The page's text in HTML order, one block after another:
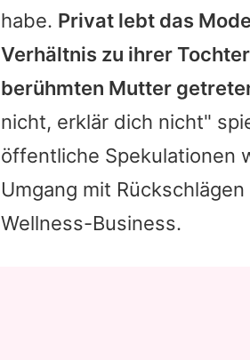
habe. Privat lebt das
Verhältnis zu ihrer Tochter
berühmten Mutter
nicht, erklär dich nicht"
öffentliche Spekulationen
Umgang mit
Wellness-Business.